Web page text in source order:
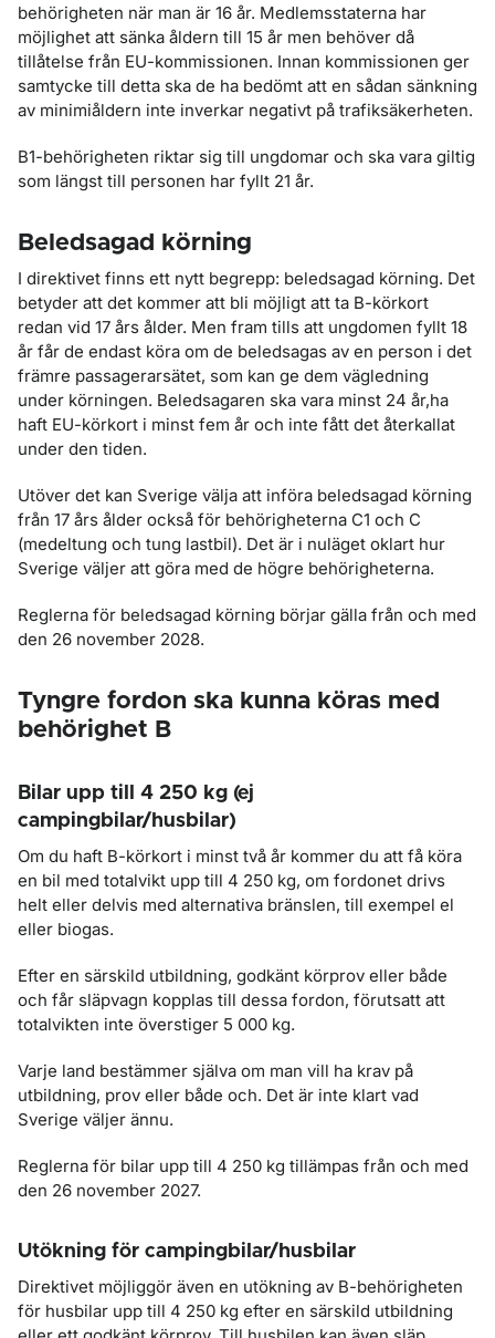
behörigheten när man är 16 år. Medlemsstaterna har
möjlighet att sänka åldern till 15 år men behöver då
tillåtelse från EU-kommissionen. Innan kommissionen ger
samtycke till detta ska de ha bedömt att en sådan sänkning
av minimiåldern inte inverkar negativt på trafiksäkerheten.
B1-behörigheten riktar sig till ungdomar och ska vara giltig
som längst till personen har fyllt 21 år.
Beledsagad körning
I direktivet finns ett nytt begrepp: beledsagad körning. Det
betyder att det kommer att bli möjligt att ta B-körkort
redan vid 17 års ålder. Men fram tills att ungdomen fyllt 18
år får de endast köra om de beledsagas av en person i det
främre passagerarsätet, som kan ge dem vägledning
under körningen. Beledsagaren ska vara minst 24 år,ha
haft EU-körkort i minst fem år och inte fått det återkallat
under den tiden.
Utöver det kan Sverige välja att införa beledsagad körning
från 17 års ålder också för behörigheterna C1 och C
(medeltung och tung lastbil). Det är i nuläget oklart hur
Sverige väljer att göra med de högre behörigheterna.
Reglerna för beledsagad körning börjar gälla från och med
den 26 november 2028.
Tyngre fordon ska kunna köras med
behörighet B
Bilar upp till 4 250 kg (ej
campingbilar/husbilar)
Om du haft B-körkort i minst två år kommer du att få köra
en bil med totalvikt upp till 4 250 kg, om fordonet drivs
helt eller delvis med alternativa bränslen, till exempel el
eller biogas.
Efter en särskild utbildning, godkänt körprov eller både
och får släpvagn kopplas till dessa fordon, förutsatt att
totalvikten inte överstiger 5 000 kg.
Varje land bestämmer själva om man vill ha krav på
utbildning, prov eller både och. Det är inte klart vad
Sverige väljer ännu.
Reglerna för bilar upp till 4 250 kg tillämpas från och med
den 26 november 2027.
Utökning för campingbilar/husbilar
Direktivet möjliggör även en utökning av B-behörigheten
för husbilar upp till 4 250 kg efter en särskild utbildning